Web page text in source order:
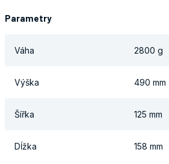
Parametry
Váha 2800 g
Výška 490 mm
Šířka 125 mm
Dĺžka 158 mm